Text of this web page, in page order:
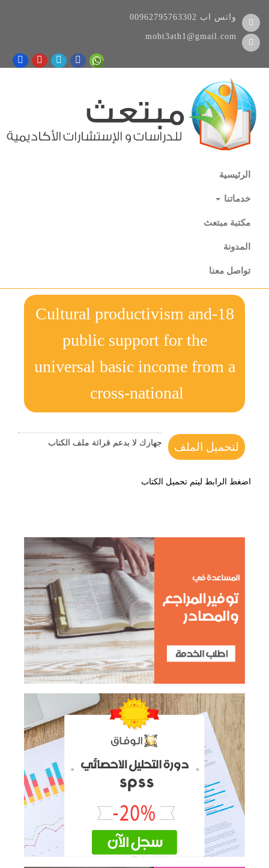
00962795763302 واتس اب
mobt3ath1@gmail.com
الرئيسية
خدماتنا
مكتبة مبتعث
المدونة
تواصل معنا
18-Cultural productivism and
public support for the
universal basic income from a
cross-national
لتحميل الملف جهازك لا يدعم قرائة ملف الكتاب
اضغط الرابط ليتم تحميل الكتاب